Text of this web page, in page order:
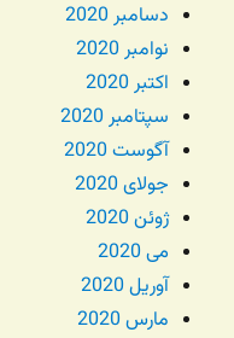
دسامبر 2020
نوامبر 2020
اکتبر 2020
سپتامبر 2020
آگوست 2020
جولای 2020
ژوئن 2020
می 2020
آوریل 2020
مارس 2020